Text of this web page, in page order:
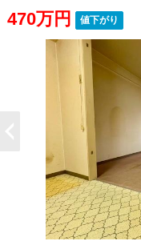
470万円 値下がり